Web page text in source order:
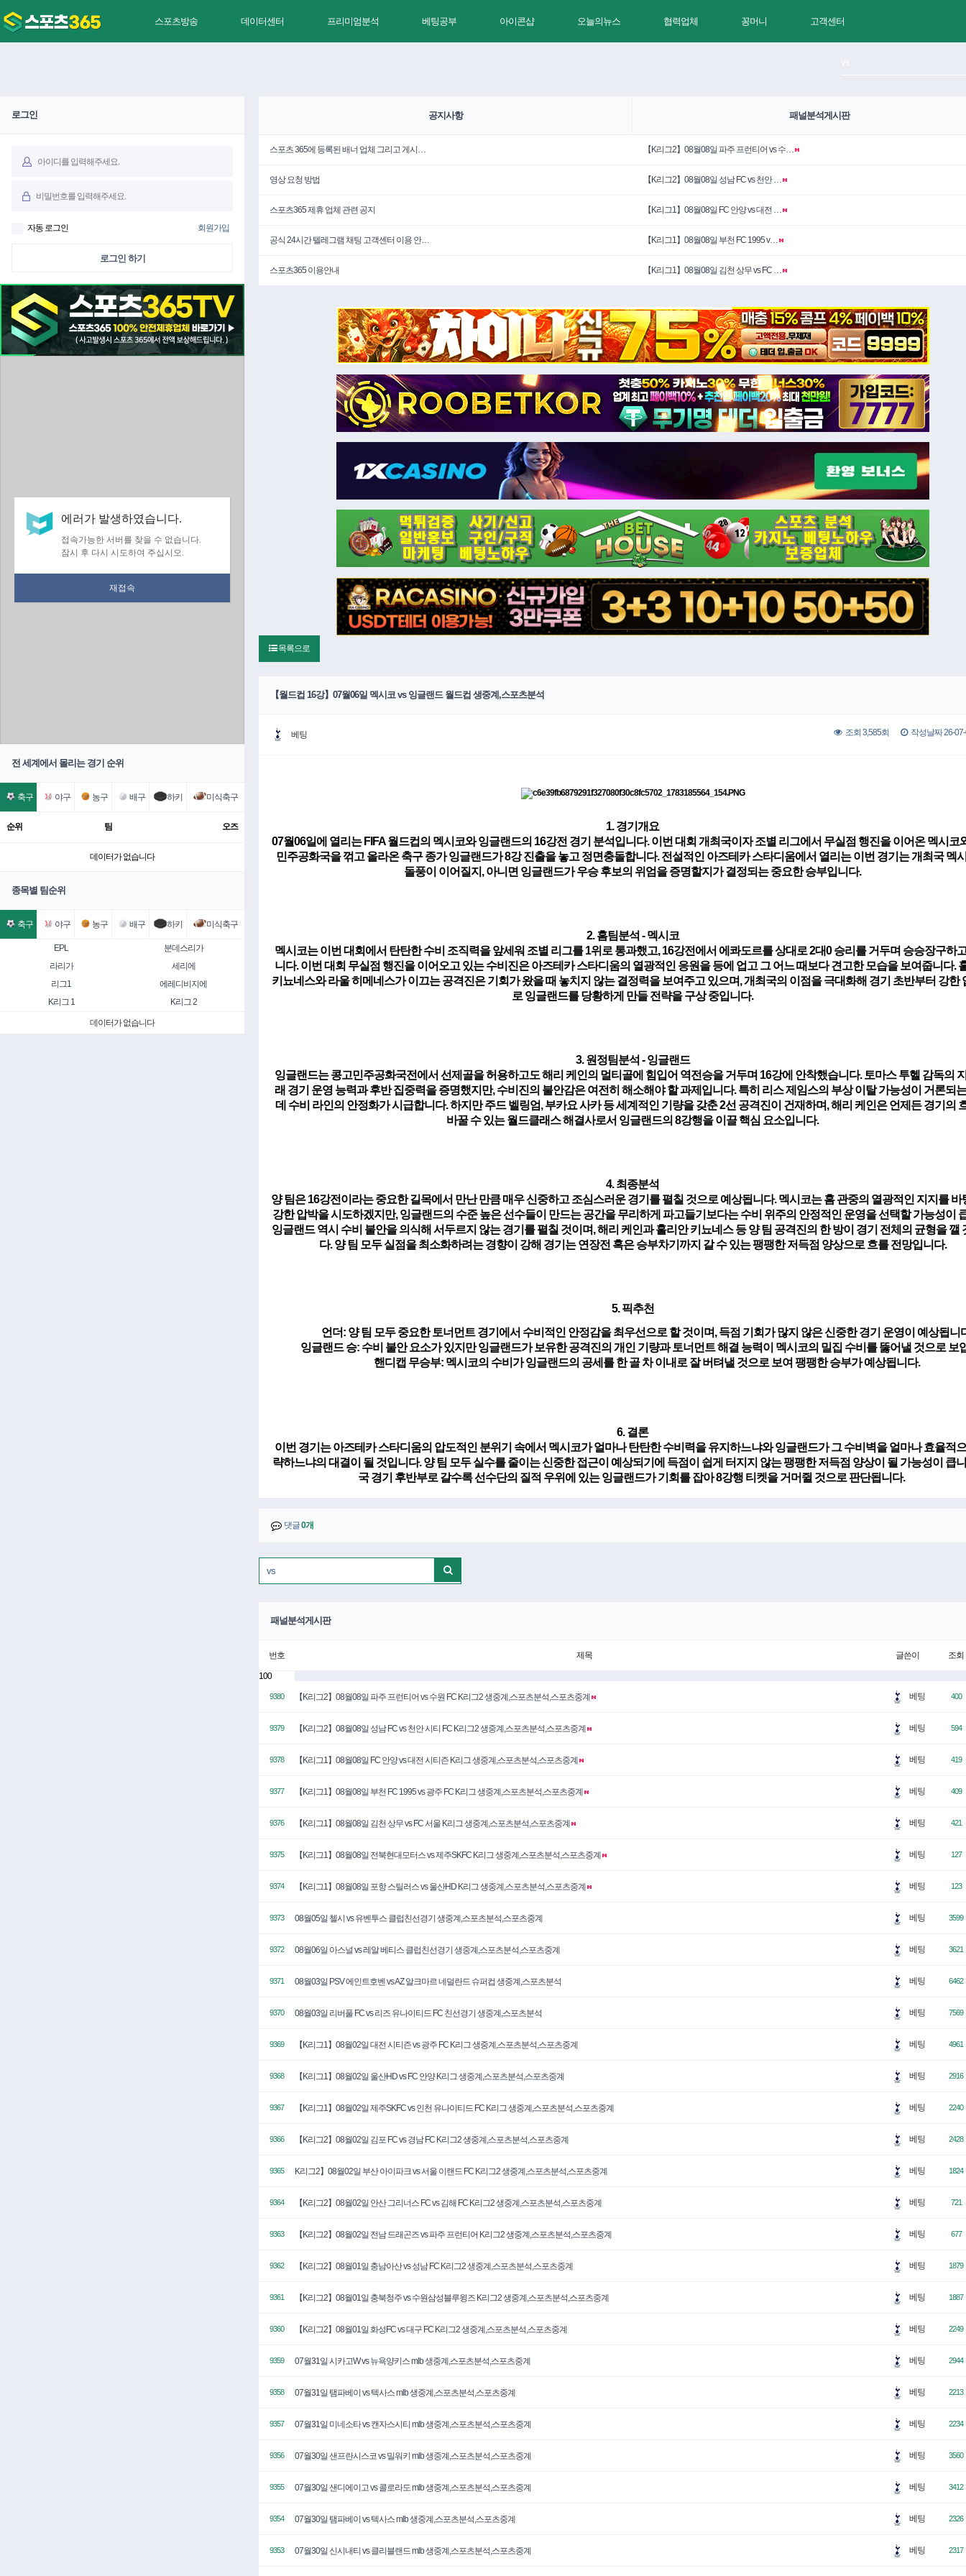
스포츠방송 데이터센터 프리미엄분석 베팅공부 아이콘샵 오늘의뉴스 협력업체 꽁머니 고객센터
로그인
자동 로그인 회원가입
로그인 하기
전 세계에서 몰리는 경기 순위
축구 야구 농구 배구 하키 미식축구
순위 팀 오즈
데이터가 없습니다
종목별 팀순위
축구 야구 농구 배구 하키 미식축구
EPL
분데스리가
라리가
세리에
리그1
에레디비지에
K리그 1
K리그 2
데이터가 없습니다
공지사항 패널분석게시판
스포츠 365에 등록된 배너 업체 그리고 게시…
영상 요청 방법
스포츠365 제휴 업체 관련 공지
공식 24시간 텔레그램 채팅 고객센터 이용 안…
스포츠365 이용안내
【K리그2】08월08일 파주 프런티어 vs 수…
【K리그2】08월08일 성남 FC vs 천안 …
【K리그1】08월08일 FC 안양 vs 대전 …
【K리그1】08월08일 부천 FC 1995 v…
【K리그1】08월08일 김천 상무 vs FC …
목록으로
【월드컵 16강】07월06일 멕시코 vs 잉글랜드 월드컵 생중계,스포츠분석
베팅 조회 3,585회 작성날짜 26-
1. 경기개요
07월06일에 열리는 FIFA 월드컵의 멕시코와 잉글랜드의 16강전 경기 분석입니다. 이번 대회 개최국이자 조별 리그에서 무실점 행진을 이어온 멕시코
민주공화국을 꺾고 올라온 축구 종가 잉글랜드가 8강 진출을 놓고 정면충돌합니다. 전설적인 아즈테카 스타디움에서 열리는 이번 경기는 개최국 멕
돌풍이 이어질지, 아니면 잉글랜드가 우승 후보의 위엄을 증명할지가 결정되는 중요한 승부입니다.
2. 홈팀분석 - 멕시코
멕시코는 이번 대회에서 탄탄한 수비 조직력을 앞세워 조별 리그를 1위로 통과했고, 16강전에서 에콰도르를 상대로 2대0 승리를 거두며 승승장구하
니다.이번 대회 무실점 행진을 이어오고 있는 수비진은 아즈테카 스타디움의 열광적인 응원을 등에 업고 그 어느 때보다 견고한 모습을 보여줍니다.
키뇨네스와 라울 히메네스가 이끄는 공격진은 기회가 왔을 때 놓치지 않는 결정력을 보여주고 있으며, 개최국의 이점을 극대화해 경기 초반부터 강한
로 잉글랜드를 당황하게 만들 전략을 구상 중입니다.
3. 원정팀분석 - 잉글랜드
잉글랜드는 콩고민주공화국전에서 선제골을 허용하고도해리 케인의 멀티골에 힘입어 역전승을 거두며 16강에 안착했습니다. 토마스 투헬 감독의
래 경기 운영 능력과 후반 집중력을 증명했지만, 수비진의 불안감은 여전히 해소해야 할 과제입니다. 특히 리스 제임스의 부상 이탈 가능성이 거론되
데 수비 라인의 안정화가 시급합니다. 하지만 주드 벨링엄, 부카요 사카 등 세계적인 기량을 갖춘 2선 공격진이 건재하며, 해리 케인은 언제든 경기의
바꿀 수 있는 월드클래스 해결사로서 잉글랜드의 8강행을 이끌 핵심 요소입니다.
4. 최종분석
양 팀은 16강전이라는 중요한 길목에서 만난 만큼 매우 신중하고 조심스러운 경기를 펼칠 것으로 예상됩니다. 멕시코는 홈 관중의 열광적인 지지를 바
강한 압박을 시도하겠지만, 잉글랜드의 수준 높은 선수들이 만드는 공간을 무리하게 파고들기보다는 수비 위주의 안정적인 운영을 선택할 가능성이
잉글랜드 역시 수비 불안을 의식해 서두르지 않는 경기를 펼칠 것이며, 해리 케인과 훌리안 키뇨네스 등 양 팀 공격진의 한 방이 경기 전체의 균형을 깰
다. 양 팀 모두 실점을 최소화하려는 경향이 강해 경기는 연장전 혹은 승부차기까지 갈 수 있는 팽팽한 저득점 양상으로 흐를 전망입니다.
5. 픽추천
언더: 양 팀 모두 중요한 토너먼트 경기에서 수비적인 안정감을 최우선으로 할 것이며, 득점 기회가 많지 않은 신중한 경기 운영이 예상됩니
잉글랜드 승: 수비 불안 요소가 있지만 잉글랜드가 보유한 공격진의 개인 기량과 토너먼트 해결 능력이 멕시코의 밀집 수비를 뚫어낼 것으로 보
핸디캡 무승부: 멕시코의 수비가 잉글랜드의 공세를 한 골 차 이내로 잘 버텨낼 것으로 보여 팽팽한 승부가 예상됩니다.
6. 결론
이번 경기는 아즈테카 스타디움의 압도적인 분위기 속에서 멕시코가 얼마나 탄탄한 수비력을 유지하느냐와 잉글랜드가 그 수비벽을 얼마나 효율적
략하느냐의 대결이 될 것입니다. 양 팀 모두 실수를 줄이는 신중한 접근이 예상되기에 득점이 쉽게 터지지 않는 팽팽한 저득점 양상이 될 가능성이 큽
국 경기 후반부로 갈수록 선수단의 질적 우위에 있는 잉글랜드가 기회를 잡아 8강행 티켓을 거머쥘 것으로 판단됩니다.
댓글0개
패널분석게시판
번호 제목 글쓴이 조회
100
9380 【K리그2】08월08일 파주 프런티어 vs 수원 FC K리그2 생중계,스포츠분석,스포츠중계 베팅 400
9379 【K리그2】08월08일 성남 FC vs 천안 시티 FC K리그2 생중계,스포츠분석,스포츠중계 베팅 594
9378 【K리그1】08월08일 FC 안양 vs 대전 시티즌 K리그 생중계,스포츠분석,스포츠중계 베팅 419
9377 【K리그1】08월08일 부천 FC 1995 vs 광주 FC K리그 생중계,스포츠분석,스포츠중계 베팅 409
9376 【K리그1】08월08일 김천 상무 vs FC 서울 K리그 생중계,스포츠분석,스포츠중계 베팅 421
9375 【K리그1】08월08일 전북현대모터스 vs 제주SKFC K리그 생중계,스포츠분석,스포츠중계 베팅 127
9374 【K리그1】08월08일 포항 스틸러스 vs 울산HD K리그 생중계,스포츠분석,스포츠중계 베팅 123
9373 08월05일 첼시 vs 유벤투스 클럽친선경기 생중계,스포츠분석,스포츠중계 베팅 3599
9372 08월06일 아스널 vs 레알 베티스 클럽친선경기 생중계,스포츠분석,스포츠중계 베팅 3621
9371 08월03일 PSV 에인트호벤 vs AZ 알크마르 네덜란드 슈퍼컵 생중계,스포츠분석 베팅 6462
9370 08월03일 리버풀 FC vs 리즈 유나이티드 FC 친선경기 생중계,스포츠분석 베팅 7569
9369 【K리그1】08월02일 대전 시티즌 vs 광주 FC K리그 생중계,스포츠분석,스포츠중계 베팅 4961
9368 【K리그1】08월02일 울산HD vs FC 안양 K리그 생중계,스포츠분석,스포츠중계 베팅 2916
9367 【K리그1】08월02일 제주SKFC vs 인천 유나이티드 FC K리그 생중계,스포츠분석,스포츠중계 베팅 2240
9366 【K리그2】08월02일 김포 FC vs 경남 FC K리그2 생중계,스포츠분석,스포츠중계 베팅 2428
9365 K리그2】08월02일 부산 아이파크 vs 서울 이랜드 FC K리그2 생중계,스포츠분석,스포츠중계 베팅 1824
9364 【K리그2】08월02일 안산 그리너스 FC vs 김해 FC K리그2 생중계,스포츠분석,스포츠중계 베팅 721
9363 【K리그2】08월02일 전남 드래곤즈 vs 파주 프런티어 K리그2 생중계,스포츠분석,스포츠중계 베팅 677
9362 【K리그2】08월01일 충남아산 vs 성남 FC K리그2 생중계,스포츠분석,스포츠중계 베팅 1879
9361 【K리그2】08월01일 충북청주 vs 수원삼성블루윙즈 K리그2 생중계,스포츠분석,스포츠중계 베팅 1887
9360 【K리그2】08월01일 화성FC vs 대구 FC K리그2 생중계,스포츠분석,스포츠중계 베팅 2249
9359 07월31일 시카고W vs 뉴욕양키스 mlb 생중계,스포츠분석,스포츠중계 베팅 2944
9358 07월31일 탬파베이 vs 텍사스 mlb 생중계,스포츠분석,스포츠중계 베팅 2213
9357 07월31일 미네소타 vs 캔자스시티 mlb 생중계,스포츠분석,스포츠중계 베팅 2234
9356 07월30일 샌프란시스코 vs 밀워키 mlb 생중계,스포츠분석,스포츠중계 베팅 3560
9355 07월30일 샌디에이고 vs 콜로라도 mlb 생중계,스포츠분석,스포츠중계 베팅 3412
9354 07월30일 탬파베이 vs 텍사스 mlb 생중계,스포츠분석,스포츠중계 베팅 2326
9353 07월30일 신시내티 vs 클리블랜드 mlb 생중계,스포츠분석,스포츠중계 베팅 2317